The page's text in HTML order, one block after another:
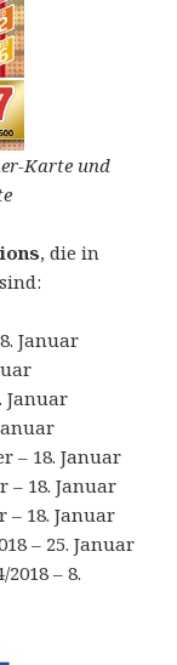
Karte und
, die in
Januar
Januar
– 18. Januar
– 18. Januar
– 18. Januar
– 25. Januar
– 8.